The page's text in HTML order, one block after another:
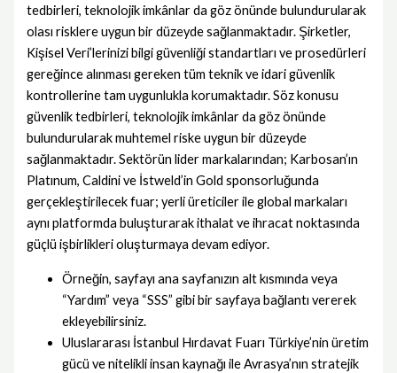
tedbirleri, teknolojik imkânlar da göz önünde bulundurularak
olası risklere uygun bir düzeyde sağlanmaktadır. Şirketler,
Kişisel Veri’lerinizi bilgi güvenliği standartları ve prosedürleri
gereğince alınması gereken tüm teknik ve idari güvenlik
kontrollerine tam uygunlukla korumaktadır. Söz konusu
güvenlik tedbirleri, teknolojik imkânlar da göz önünde
bulundurularak muhtemel riske uygun bir düzeyde
sağlanmaktadır. Sektörün lider markalarından; Karbosan’ın
Platınum, Caldini ve İstweld’in Gold sponsorluğunda
gerçekleştirilecek fuar; yerli üreticiler ile global markaları
aynı platformda buluşturarak ithalat ve ihracat noktasında
güçlü işbirlikleri oluşturmaya devam ediyor.
Örneğin, sayfayı ana sayfanızın alt kısmında veya
“Yardım” veya “SSS” gibi bir sayfaya bağlantı vererek
ekleyebilirsiniz.
Uluslararası İstanbul Hırdavat Fuarı Türkiye’nin üretim
gücü ve nitelikli insan kaynağı ile Avrasya’nın stratejik